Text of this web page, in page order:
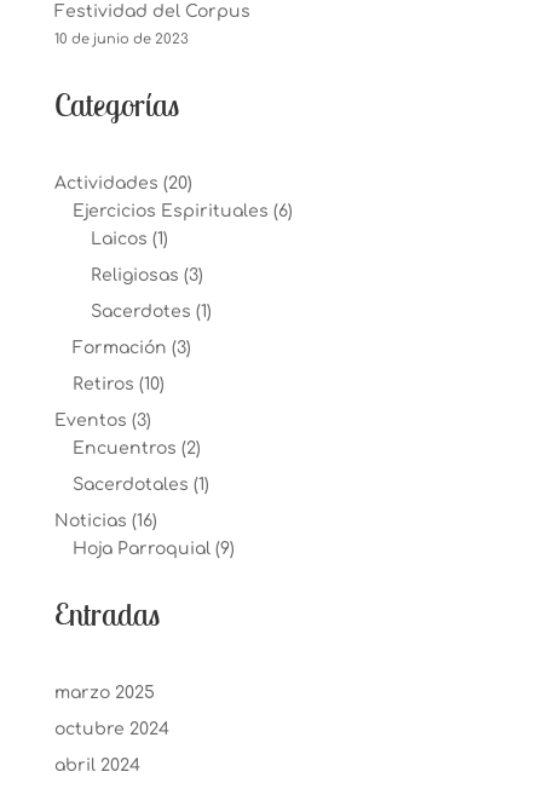
Festividad del Corpus
10 de junio de 2023
Categorías
Actividades (20)
Ejercicios Espirituales (6)
Laicos (1)
Religiosas (3)
Sacerdotes (1)
Formación (3)
Retiros (10)
Eventos (3)
Encuentros (2)
Sacerdotales (1)
Noticias (16)
Hoja Parroquial (9)
Entradas
marzo 2025
octubre 2024
abril 2024